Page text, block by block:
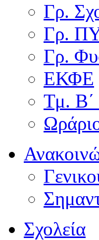
Γρ.
Γρ.
Γρ.
ΕΚΦΕ
Τμ. Β΄
Σχολεία